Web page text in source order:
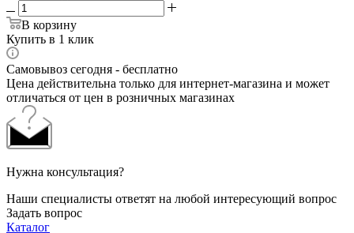
В корзину
Купить в 1 клик
Самовывоз сегодня - бесплатно
Цена действительна только для интернет-магазина и может
отличаться от цен в розничных магазинах
Нужна консультация?
Наши специалисты ответят на любой интересующий вопрос
Задать вопрос
Каталог